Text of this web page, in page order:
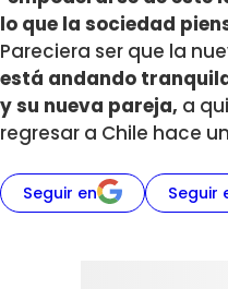
lo que la sociedad
Pareciera ser que la
está andando
y su nueva pareja, a
regresar a Chile hace
Seguir en Seguir